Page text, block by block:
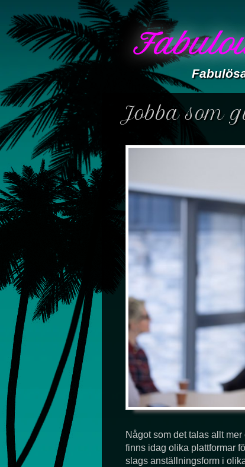
Jobba som
Något som det talas allt
finns idag olika plattformar
slags anställningsform i